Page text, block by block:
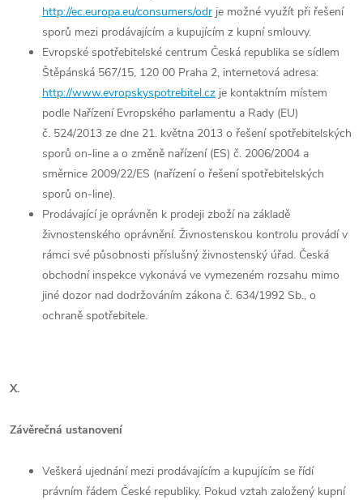
http://ec.europa.eu/consumers/odr je možné využít při řešení
sporů mezi prodávajícím a kupujícím z kupní smlouvy.
Evropské spotřebitelské centrum Česká republika se sídlem
Štěpánská 567/15, 120 00 Praha 2, internetová adresa:
http://www.evropskyspotrebitel.cz je kontaktním místem
podle Nařízení Evropského parlamentu a Rady (EU)
č. 524/2013 ze dne 21. května 2013 o řešení spotřebitelských
sporů on-line a o změně nařízení (ES) č. 2006/2004 a
směrnice 2009/22/ES (nařízení o řešení spotřebitelských
sporů on-line).
Prodávající je oprávněn k prodeji zboží na základě
živnostenského oprávnění. Živnostenskou kontrolu provádí v
rámci své působnosti příslušný živnostenský úřad. Česká
obchodní inspekce vykonává ve vymezeném rozsahu mimo
jiné dozor nad dodržováním zákona č. 634/1992 Sb., o
ochraně spotřebitele.
X.
Závěrečná ustanovení
Veškerá ujednání mezi prodávajícím a kupujícím se řídí
právním řádem České republiky. Pokud vztah založený kupní